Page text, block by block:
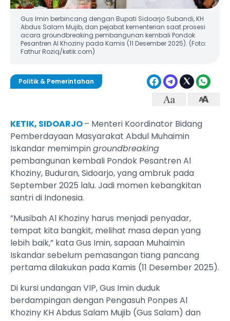
Gus Imin berbincang dengan Bupati Sidoarjo Subandi, KH
Abdus Salam Mujib, dan pejabat kementerian saat prosesi
acara groundbreaking pembangunan kembali Pondok
Pesantren Al Khoziny pada Kamis (11 Desember 2025). (Foto:
Fathur Roziq/ketik.com)
Politik & Pemerintahan
KETIK, SIDOARJO– Menteri Koordinator Bidang
Pemberdayaan Masyarakat Abdul Muhaimin
Iskandar memimpingroundbreaking
pembangunan kembali Pondok Pesantren Al
Khoziny, Buduran, Sidoarjo, yang ambruk pada
September 2025 lalu. Jadi momen kebangkitan
santri di Indonesia.
”Musibah Al Khoziny harus menjadi penyadar,
tempat kita bangkit, melihat masa depan yang
lebih baik,” kata Gus Imin, sapaan Muhaimin
Iskandar sebelum pemasangan tiang pancang
pertama dilakukan pada Kamis (11 Desember 2025).
Di kursi undangan VIP, Gus Imin duduk
berdampingan dengan Pengasuh Ponpes Al
Khoziny KH Abdus Salam Mujib (Gus Salam) dan